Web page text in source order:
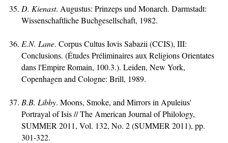
D. Kienast. Augustus: Prinzeps und Monarch. Darmstadt:
Wissenschaftliche Buchgesellschaft, 1982.
E.N. Lane. Corpus Cultus Iovis Sabazii (CCIS), III:
Conclusions. (Études Préliminaires aux Religions Orientates
dans l'Empire Romain, 100.3.). Leiden, New York,
Copenhagen and Cologne: Brill, 1989.
B.B. Libby. Moons, Smoke, and Mirrors in Apuleius'
Portrayal of Isis // The American Journal of Philology,
SUMMER 2011, Vol. 132, No. 2 (SUMMER 2011), pp.
301-322.